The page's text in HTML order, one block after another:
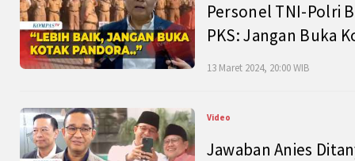
Personel TNI-Polri
PKS: Jangan Buka
13 Maret 2024, 20:00 WIB
Video
Jawaban Anies